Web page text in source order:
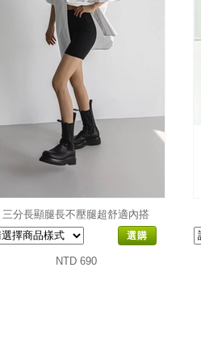
三分長顯腿長不壓腿超舒適內搭
選購
NTD 690